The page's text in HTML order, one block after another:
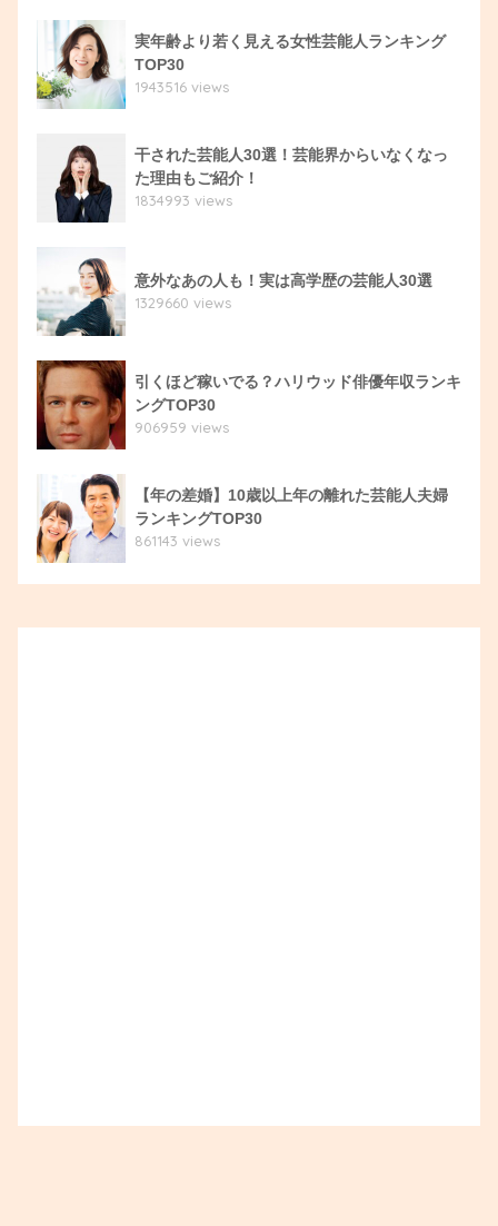
実年齢より若く見える女性芸能人ランキング
TOP30
1943516 views
干された芸能人30選！芸能界からいなくなっ
た理由もご紹介！
1834993 views
意外なあの人も！実は高学歴の芸能人30選
1329660 views
引くほど稼いでる？ハリウッド俳優年収ランキ
ングTOP30
906959 views
【年の差婚】10歳以上年の離れた芸能人夫婦
ランキングTOP30
861143 views